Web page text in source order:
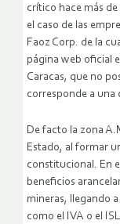
crítico hace más
el caso de las
Faoz Corp. de la
página web oficial
Caracas, que no
corresponde a una
De facto la zona
Estado, al formar
constitucional. En
beneficios
mineras, llegando
como el IVA o el